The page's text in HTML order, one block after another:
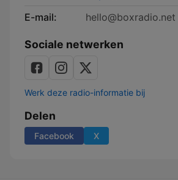
E-mail:
hello@boxradio.net
Sociale netwerken
Werk deze radio-informatie bij
Delen
Facebook X